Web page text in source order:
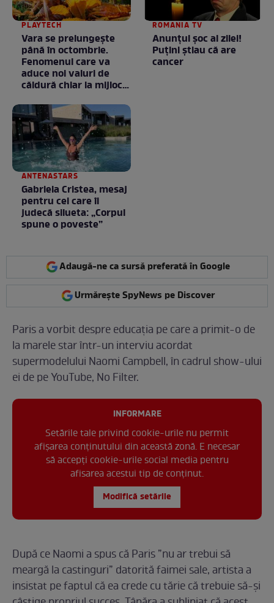
PLAYTECH
Vara se prelungeşte
până în octombrie.
Fenomenul care va
aduce noi valuri de
căldură chiar la mijlocul
ROMANIA TV
Anunţul şoc al zilei!
Puţini ştiau că are
cancer
ANTENASTARS
Gabriela Cristea, mesaj
pentru cei care îi
judecă silueta: „Corpul
spune o poveste”
Adaugă-ne ca sursă preferată în Google
Urmărește SpyNews pe Discover
Paris a vorbit despre educația pe care a primit-o de
la marele star într-un interviu acordat
supermodelului Naomi Campbell, în cadrul show-ului
ei de pe YouTube, No Filter.
INFORMARE
Setările tale privind cookie-urile nu permit
afișarea conținutului din această zonă. E necesar
să accepți cookie-urile social media pentru
afisarea acestui tip de conținut.
Modifică setările
După ce Naomi a spus că Paris ”nu ar trebui să
meargă la castinguri” datorită faimei sale, artista a
insistat pe faptul că ea crede cu tărie că trebuie să-și